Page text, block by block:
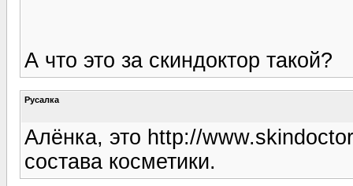
А что это за скиндоктор такой?
Русалка
Алёнка, это http://
состава косметики.